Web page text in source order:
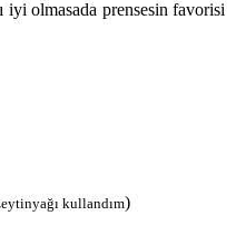
iyi olmasada prensesin favorisi
kullandım)